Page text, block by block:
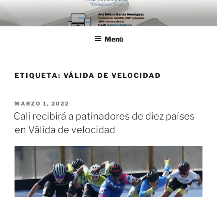
Saltar
al
contenido
Menú
ETIQUETA: VÁLIDA DE VELOCIDAD
PUBLICADO
EL
MARZO 1, 2022
Cali recibirá a patinadores de diez países
en Válida de velocidad